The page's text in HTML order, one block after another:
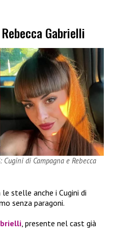
Gabrielli
di Campagna e Rebecca
stelle anche i Cugini di
senza paragoni.
, presente nel cast già